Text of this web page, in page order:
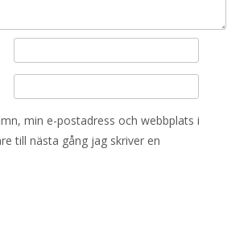
min e-postadress och webbplats i
till nästa gång jag skriver en